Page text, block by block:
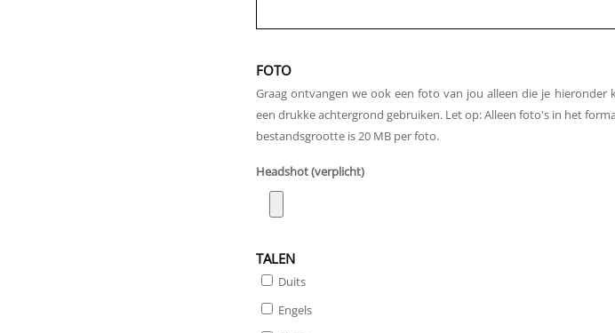
FOTO
Graag ontvangen we ook een foto van jou alleen die je
een drukke achtergrond gebruiken. Let op: Alleen foto's in het
bestandsgrootte is 20 MB per foto.
Headshot (verplicht)
TALEN
Duits
Engels